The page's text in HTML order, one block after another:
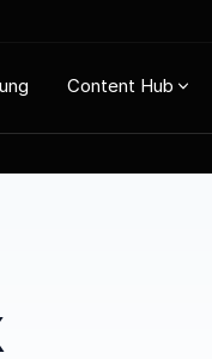
Content Hub